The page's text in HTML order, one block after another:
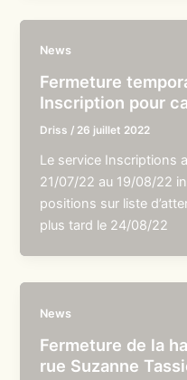
News
Fermeture
Inscription pour
Driss / 26 juillet 2022
Le service Inscriptions
21/07/22 au 19/08/22
positions sur liste
plus tard le 24/08/22
News
Fermeture de la
rue Suzanne